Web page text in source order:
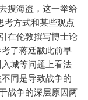
搜海盗，这一举给
考方式和某些观点
在伦敦撰写博士论
了蒋廷黻此前早
城等问题上看法
同是导致战争的
战争的深层原因两